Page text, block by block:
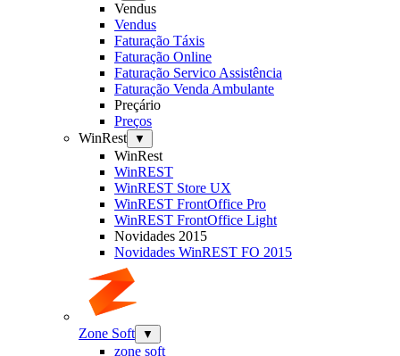
Vendus
Vendus
Faturação Táxis
Faturação Online
Faturação Servico Assistência
Faturação Venda Ambulante
Preçário
Preços
WinRest
▼
WinRest
WinREST
WinREST Store UX
WinREST FrontOffice Pro
WinREST FrontOffice Light
Novidades 2015
Novidades WinREST FO 2015
Zone Soft ▼
zone soft